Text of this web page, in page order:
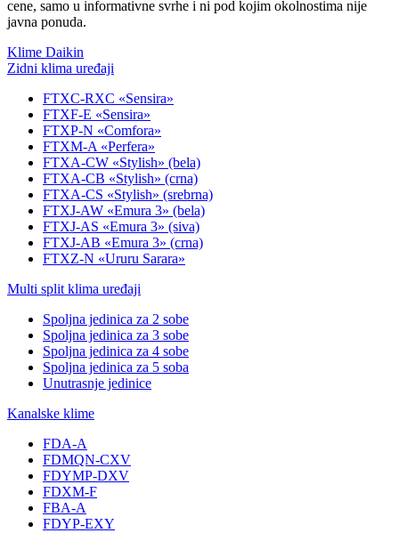
cene, samo u informativne svrhe i ni pod kojim okolnostima nije
javna ponuda.
Klime Daikin
Zidni klima uređaji
FTXC-RXC «Sensira»
FTXF-E «Sensira»
FTXP-N «Comfora»
FTXM-A «Perfera»
FTXA-CW «Stylish» (bela)
FTXA-CB «Stylish» (crna)
FTXA-CS «Stylish» (srebrna)
FTXJ-AW «Emura 3» (bela)
FTXJ-AS «Emura 3» (siva)
FTXJ-AB «Emura 3» (crna)
FTXZ-N «Ururu Sarara»
Multi split klima uređaji
Spoljna jedinica za 2 sobe
Spoljna jedinica za 3 sobe
Spoljna jedinica za 4 sobe
Spoljna jedinica za 5 soba
Unutrasnje jedinice
Kanalske klime
FDA-A
FDMQN-CXV
FDYMP-DXV
FDXM-F
FBA-A
FDYP-EXY